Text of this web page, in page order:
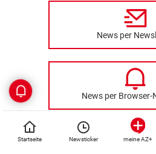
Startseite Newsticker meine AZ+
News per
News per Browser-